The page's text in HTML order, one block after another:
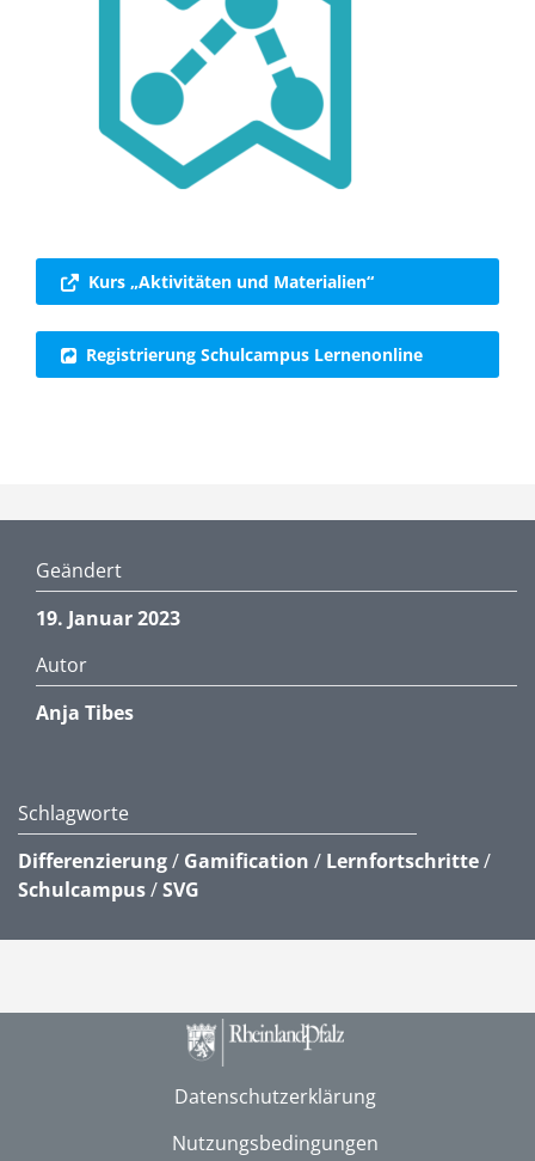
Kurs „Aktivitäten und Materialien“
Registrierung Schulcampus Lernenonline
Geändert
19. Januar 2023
Autor
Anja Tibes
Schlagworte
Differenzierung/ Gamification / Lernfortschritte/
Schulcampus/SVG
Datenschutzerklärung
Nutzungsbedingungen